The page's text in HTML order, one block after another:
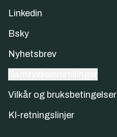
Linkedin
Bsky
Nyhetsbrev
Vilkår og bruksbetingelser
KI-retningslinjer